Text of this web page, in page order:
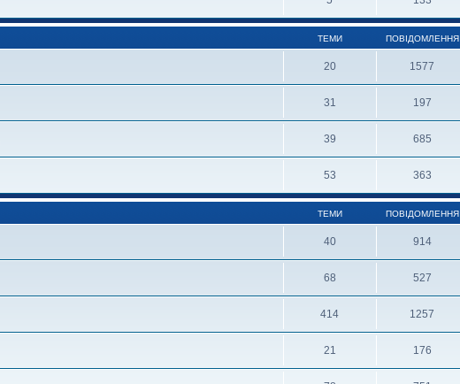
ТЕМИ ПОВІДОМЛЕННЯ
20 1577
31 197
39 685
53 363
ТЕМИ ПОВІДОМЛЕННЯ
40 914
68 527
414 1257
21 176